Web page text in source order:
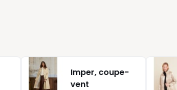
Imper, coupe-
vent